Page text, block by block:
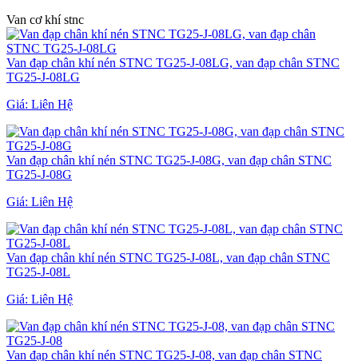
Van cơ khí stnc
Van đạp chân khí nén STNC TG25-J-08LG, van đạp chân STNC
TG25-J-08LG
Giá: Liên Hệ
Van đạp chân khí nén STNC TG25-J-08G, van đạp chân STNC
TG25-J-08G
Giá: Liên Hệ
Van đạp chân khí nén STNC TG25-J-08L, van đạp chân STNC
TG25-J-08L
Giá: Liên Hệ
Van đạp chân khí nén STNC TG25-J-08, van đạp chân STNC